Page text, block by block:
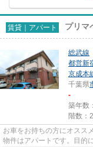
賃貸｜アパート プリマ
総武線
都営新
京成本
千葉県
-
築年数
階数：
お車をお持ちの方にオスス
物件はアパートです。目的